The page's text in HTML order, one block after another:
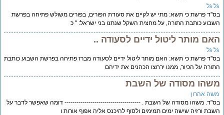
גל
פרשת כי תשא: מתי יש לקיים את סעודת הפורים, בפורים משולש פתיחה בפרשת
כותבת התורה, על מחצית השקל שנתנו בני ישראל: '' כּ
מותר ליטול ידיים לסעודה ..
גל
פרשת כי תשא: האם מותר ליטול ידיים לסעודה מברז פתיחה בפרשת השבוע כותבת
על הכיור, ממנו ירחצו הכהנים את ידיהם
מסודה של השבת
אהרון
משהו מסודה של השבת . -------------------------------------- דומה שאפשר לדבר על
ורזיה שישה ימים תמימים ולסוף להיכנס אליה אפוף אורות ו